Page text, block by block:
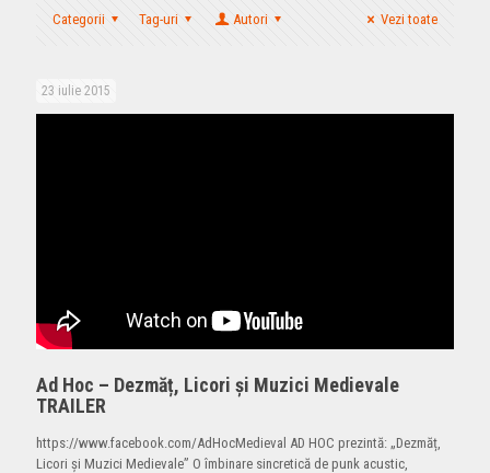
Categorii Tag-uri Autori Vezi toate
23 iulie 2015
Ad Hoc – Dezmăț, Licori și Muzici Medievale
TRAILER
https://www.facebook.com/AdHocMedieval AD HOC prezintă: „Dezmăț,
Licori și Muzici Medievale” O îmbinare sincretică de punk acustic,